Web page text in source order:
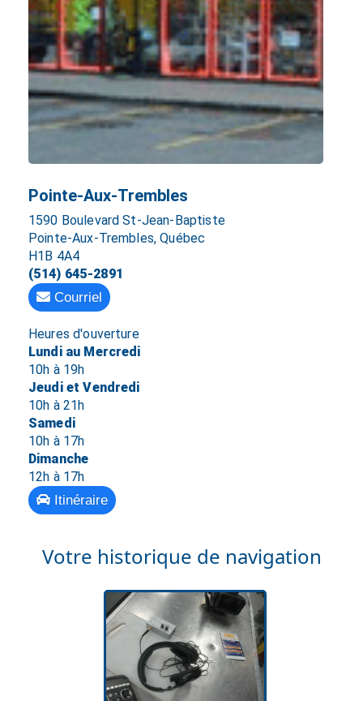
Pointe-Aux-Trembles
1590 Boulevard St-Jean-Baptiste
Pointe-Aux-Trembles, Québec
H1B 4A4
(514) 645-2891
Courriel
Heures d'ouverture
Lundi au Mercredi
10h à 19h
Jeudi et Vendredi
10h à 21h
Samedi
10h à 17h
Dimanche
12h à 17h
Itinéraire
Votre historique de navigation